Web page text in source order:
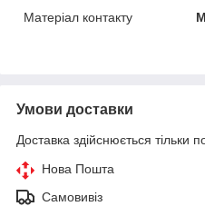
Матеріал контакту
Умови доставки
Доставка здійснюється тільки
Нова Пошта
Самовивіз